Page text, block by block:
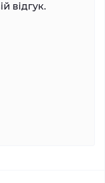
відгук.